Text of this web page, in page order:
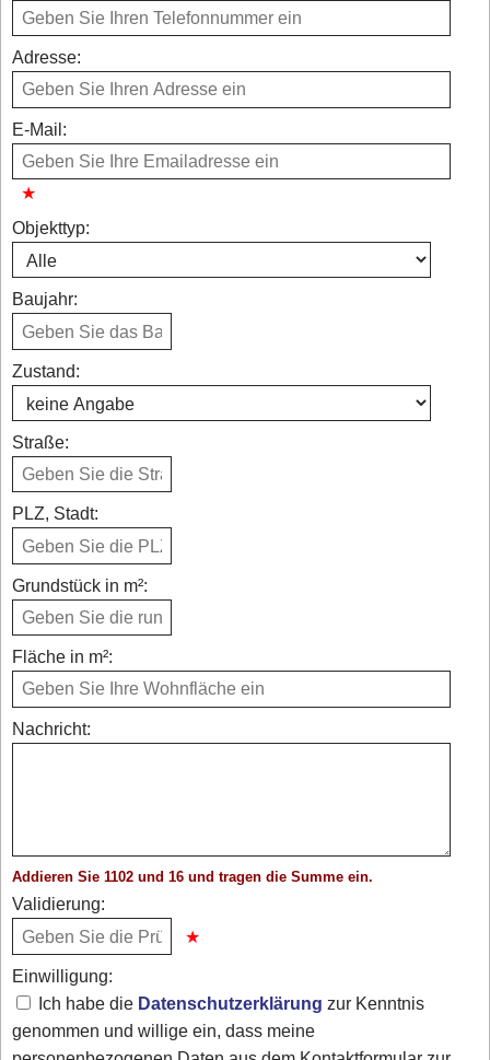
Adresse:
E-Mail:
Objekttyp:
Baujahr:
Zustand:
Straße:
PLZ, Stadt:
Grundstück in m²:
Fläche in m²:
Nachricht:
Addieren Sie 1102 und 16 und tragen die Summe ein.
Validierung:
Einwilligung:
Ich habe die Datenschutzerklärung zur Kenntnis
genommen und willige ein, dass meine